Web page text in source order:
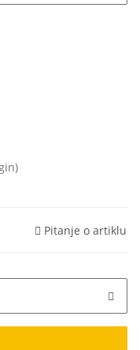
Pitanje o artiklu